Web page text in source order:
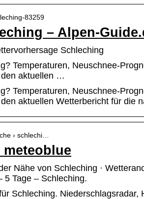
83259
– Alpen-
Schleching
Temperaturen, Neuschnee-
den aktuellen …
Temperaturen, Neuschnee-
aktuellen Wetterbericht für die
› schlechi…
Nähe von Schleching ·
5 Tage – Schleching.
Schleching. Niederschlagsradar,